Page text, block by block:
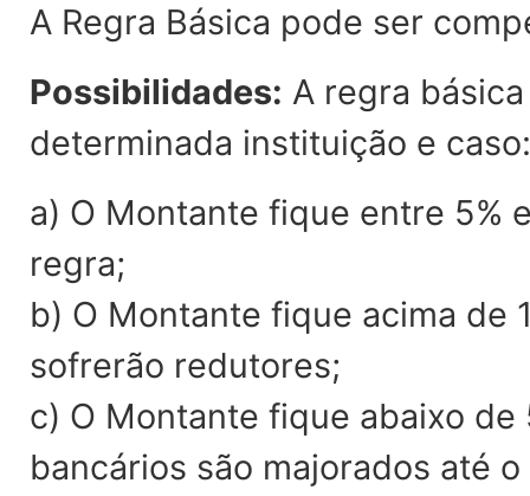
A Regra Básica pode ser
Possibilidades: A regra
determinada instituição e caso:
a) O Montante fique entre 5%
regra;
b) O Montante fique acima de
sofrerão redutores;
c) O Montante fique abaixo
bancários são majorados até